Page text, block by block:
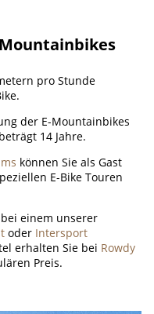
pro Stunde
der E-Mountainbikes
14 Jahre.
können Sie als Gast
E-Bike Touren
einem unserer
oder Intersport
erhalten Sie bei Rowdy
Preis.